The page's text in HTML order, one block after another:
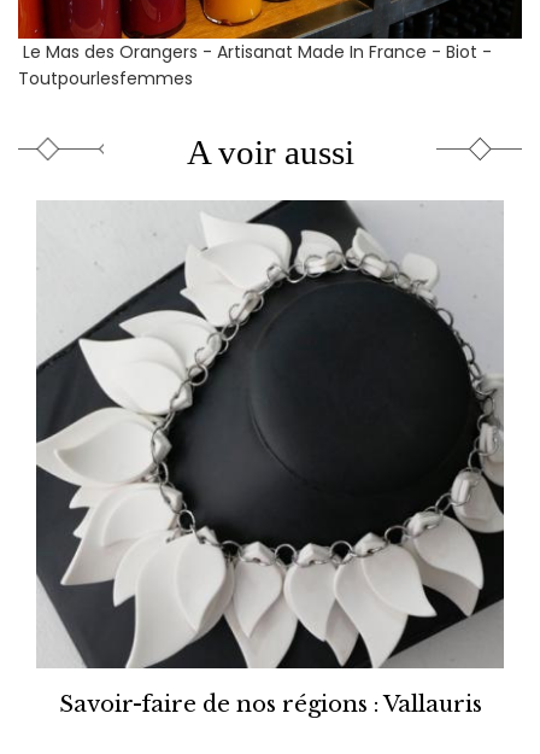
Le Mas des Orangers - Artisanat Made In France - Biot -
Toutpourlesfemmes
A voir aussi
Savoir-faire de nos régions : Vallauris